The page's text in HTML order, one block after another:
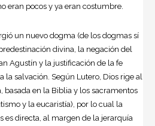
eran pocos y ya eran costumbre.
un nuevo dogma (de los dogmas sí
divina, la negación del
Agustín y la justificación de la fe
salvación. Según Lutero, Dios rige al
basada en la Biblia y los sacramentos
y la eucaristía), por lo cual la
es directa, al margen de la jerarquía